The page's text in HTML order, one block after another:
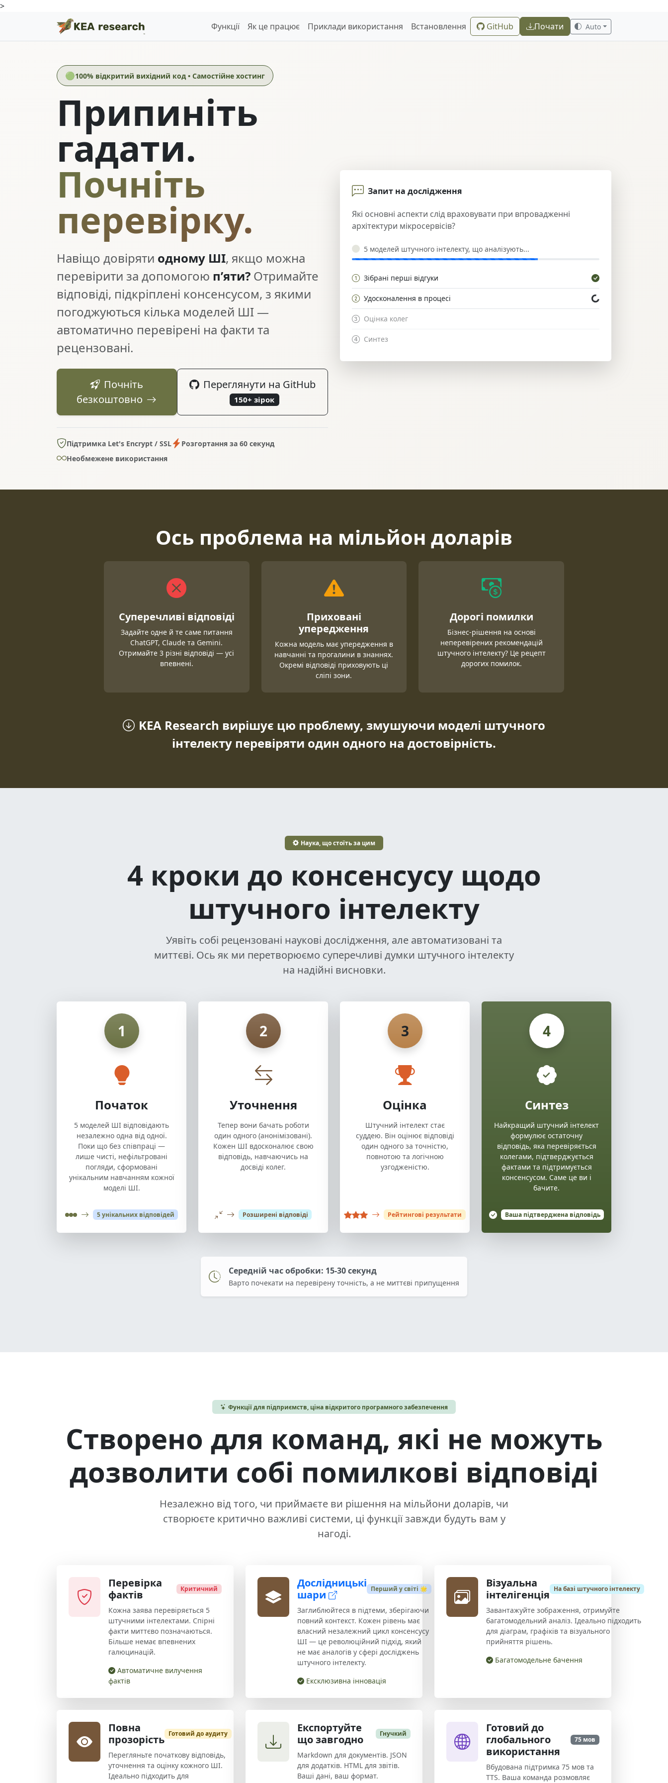
>
Функції
Як це працює Приклади використання Встановлення GitHub Почати Auto
🟢100% відкритий вихідний код • Самостійне хостинг
Припиніть
гадати.
Почніть
перевірку.
Навіщо довіряти одному ШІ, якщо можна
перевірити за допомогою п’яти? Отримайте
відповіді, підкріплені консенсусом, з якими
погоджуються кілька моделей ШІ —
автоматично перевірені на факти та
рецензовані.
Почніть
безкоштовно
Переглянути на GitHub
150+ зірок
Підтримка Let's Encrypt / SSL
Розгортання за 60 секунд
Необмежене використання
Запит на дослідження
Які основні аспекти слід враховувати при впровадженні
архітектури мікросервісів?
5 моделей штучного інтелекту, що аналізують...
Зібрані перші відгуки
Удосконалення в процесі
Оцінка колег
Синтез
Ось проблема на мільйон доларів
Суперечливі відповіді
Задайте одне й те саме питання
ChatGPT, Claude та Gemini.
Отримайте 3 різні відповіді — усі
впевнені.
Приховані
упередження
Кожна модель має упередження в
навчанні та прогалини в знаннях.
Окремі відповіді приховують ці
сліпі зони.
Дорогі помилки
Бізнес-рішення на основі
неперевірених рекомендацій
штучного інтелекту? Це рецепт
дорогих помилок.
KEA Research вирішує цю проблему, змушуючи моделі штучного
інтелекту перевіряти один одного на достовірність.
Наука, що стоїть за цим
4 кроки до консенсусу щодо
штучного інтелекту
Уявіть собі рецензовані наукові дослідження, але автоматизовані та
миттєві. Ось як ми перетворюємо суперечливі думки штучного інтелекту
на надійні висновки.
1
Початок
5 моделей ШІ відповідають
незалежно одна від одної.
Поки що без співпраці —
лише чисті, нефільтровані
погляди, сформовані
унікальним навчанням кожної
моделі ШІ.
5 унікальних відповідей
2
Уточнення
Тепер вони бачать роботи
один одного (анонімізовані).
Кожен ШІ вдосконалює свою
відповідь, навчаючись на
досвіді колег.
Розширені відповіді
3
Оцінка
Штучний інтелект стає
суддею. Він оцінює відповіді
один одного за точністю,
повнотою та логічною
узгодженістю.
Рейтингові результати
4
Синтез
Найкращий штучний інтелект
формулює остаточну
відповідь, яка перевіряється
колегами, підтверджується
фактами та підтримується
консенсусом. Саме це ви і
бачите.
Ваша підтверджена відповідь
Середній час обробки: 15-30 секунд
Варто почекати на перевірену точність, а не миттєві припущення
Функції для підприємств, ціна відкритого програмного забезпечення
Створено для команд, які не можуть
дозволити собі помилкові відповіді
Незалежно від того, чи приймаєте ви рішення на мільйони доларів, чи
створюєте критично важливі системи, ці функції завжди будуть вам у
нагоді.
Перевірка
фактів
Критичний
Кожна заява перевіряється 5
штучними інтелектами. Спірні
факти миттєво позначаються.
Більше немає впевнених
галюцинацій.
Автоматичне вилучення
фактів
Дослідницькі
шари
Перший у світі 🌟
Заглиблюйтеся в підтеми, зберігаючи
повний контекст. Кожен рівень має
власний незалежний цикл консенсусу
ШІ — це революційний підхід, який
не має аналогів у сфері досліджень
штучного інтелекту.
Ексклюзивна інновація
Візуальна
інтелігенція На базі штучного інтелекту
Завантажуйте зображення, отримуйте
багатомодельний аналіз. Ідеально підходить
для діаграм, графіків та візуального
прийняття рішень.
Багатомодельне бачення
Повна
прозорість Готовий до аудиту
Перегляньте початкову відповідь,
уточнення та оцінку кожного ШІ.
Ідеально підходить для
Експортуйте
що завгодно
Гнучкий
Markdown для документів. JSON
для додатків. HTML для звітів.
Ваші дані, ваш формат.
Готовий до
глобального
використання
75 мов
Вбудована підтримка 75 мов та
TTS. Ваша команда розмовляє